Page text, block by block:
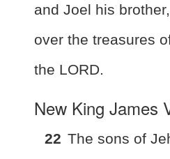
and Joel his
over the treasures
the LORD.
New King James
22 The sons of